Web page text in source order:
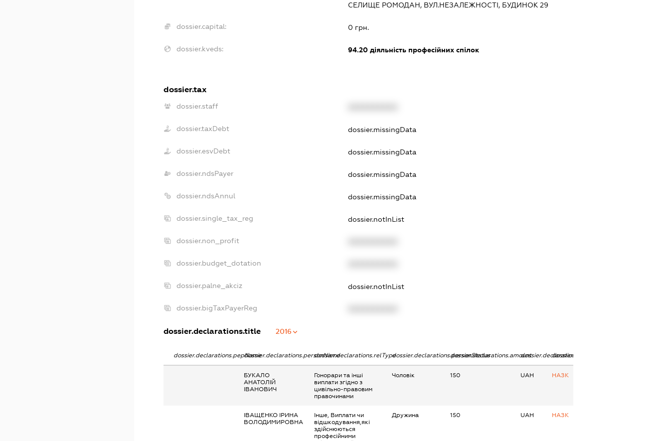
СЕЛИЩЕ РОМОДАН, ВУЛ.НЕЗАЛЕЖНОСТІ, БУДИНОК 29
dossier.capital: 0 грн.
dossier.kveds: 94.20 діяльність професійних спілок
dossier.tax
dossier.staff
dossier.taxDebt dossier.missingData
dossier.esvDebt dossier.missingData
dossier.ndsPayer dossier.missingData
dossier.ndsAnnul dossier.missingData
dossier.single_tax_reg dossier.notInList
dossier.non_profit
dossier.budget_dotation
dossier.palne_akciz dossier.notInList
dossier.bigTaxPayerReg
dossier.declarations.title 2016
dossier.declarations.pepNamedossier.declarations.personNamedossier.declarations.relTypedossier.declarations.personStatusdossier.declarations.amountdossier.declarations.currency
dossier.declarations.source
БУКАЛО
АНАТОЛІЙ
ІВАНОВИЧ
Гонорари та інші
виплати згідно з
цивільно-правовим
правочинами
Чоловік 150 UAH НАЗК
ІВАЩЕНКО ІРИНА
ВОЛОДИМИРОВНА
Інше, Виплати чи
відшкодування,які
здійснюються
професійними
Дружина 150 UAH НАЗК